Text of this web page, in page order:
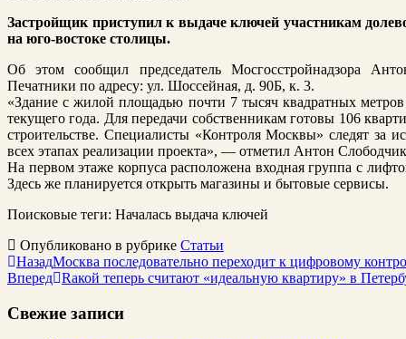
Застройщик приступил к выдаче ключей участникам
на юго-востоке столицы.
Об этом сообщил председатель Мосгосстройнадзора
Печатники по адресу: ул. Шоссейная, д. 90Б, к. 3.
«Здание с жилой площадью почти 7 тысяч квадратных
текущего года. Для передачи собственникам готовы 106
строительстве. Специалисты «Контроля Москвы» следят за
всех этапах реализации проекта», — отметил Антон
На первом этаже корпуса расположена входная группа с
Здесь же планируется открыть магазины и бытовые сервисы.
Поисковые теги: Началась выдача ключей
Опубликовано в рубрике Статьи
НазадМосква последовательно переходит к цифровому
Вперед Rакой теперь считают «идеальную квартиру» в
Свежие записи